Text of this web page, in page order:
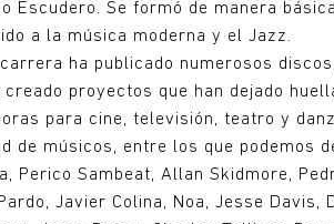
Escudero. Se formó de manera
a la música moderna y el Jazz.
ha publicado numerosos
proyectos que han dejado
para cine, televisión, teatro y
de músicos, entre los que podemos
Perico Sambeat, Allan Skidmore,
Javier Colina, Noa, Jesse Davis,